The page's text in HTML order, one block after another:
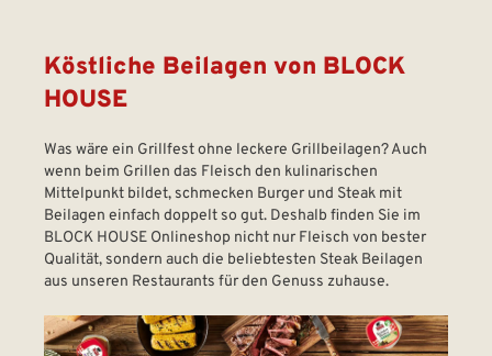
Köstliche Beilagen von BLOCK
HOUSE
Was wäre ein Grillfest ohne leckere Grillbeilagen? Auch
wenn beim Grillen das Fleisch den kulinarischen
Mittelpunkt bildet, schmecken Burger und Steak mit
Beilagen einfach doppelt so gut. Deshalb finden Sie im
BLOCK HOUSE Onlineshop nicht nur Fleisch von bester
Qualität, sondern auch die beliebtesten Steak Beilagen
aus unseren Restaurants für den Genuss zuhause.